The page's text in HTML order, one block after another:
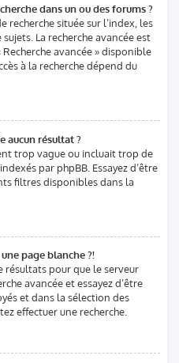
dans un ou des forums ?
recherche située sur l’index, les
La recherche avancée est
avancée » disponible
à la recherche dépend du
aucun résultat ?
trop vague ou incluait trop de
par phpBB. Essayez d’être
filtres disponibles dans la
page blanche ?!
résultats pour que le serveur
avancée et essayez d’être
et dans la sélection des
effectuer une recherche.